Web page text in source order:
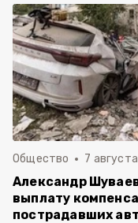
Общество 7
Александр
выплату
пострадавших